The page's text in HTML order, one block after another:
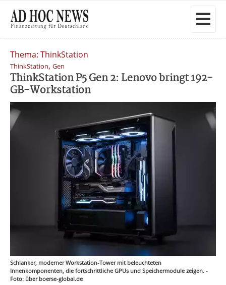
Thema: ThinkStation
ThinkStation, Gen
ThinkStation P5 Gen 2: Lenovo bringt 192-
GB-Workstation
Schlanker, moderner Workstation-Tower mit beleuchteten
Innenkomponenten, die fortschrittliche GPUs und Speichermodule zeigen. -
Foto: über boerse-global.de